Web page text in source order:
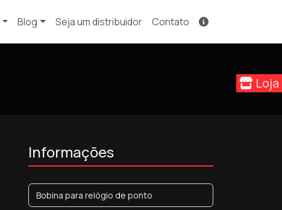
Blog Seja um distribuidor Contato
Informações
Bobina para relógio de ponto
Loja